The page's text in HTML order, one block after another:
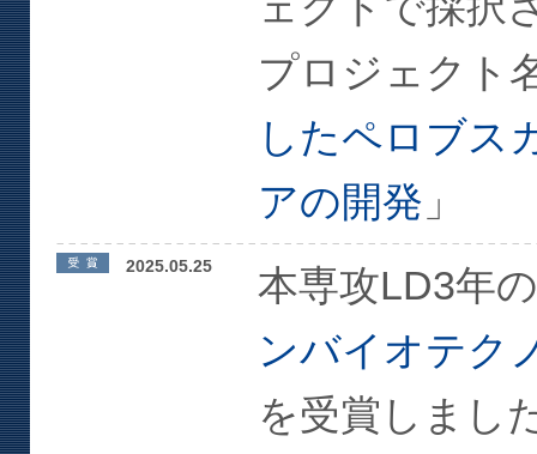
プロジェクト
したペロブス
アの開発 」
2025.05.25
本専攻LD3年
ンバイオテク
を受賞しまし